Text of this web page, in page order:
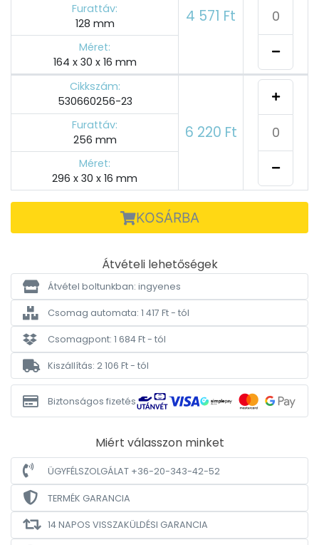
4 571 Ft
Furattáv:
128 mm
Méret:
164 x 30 x 16 mm
Cikkszám:
530660256-23
6 220 Ft
Furattáv:
256 mm
Méret:
296 x 30 x 16 mm
KOSÁRBA
Átvételi lehetőségek
Átvétel boltunkban: ingyenes
Csomag automata: 1 417 Ft - tól
Csomagpont: 1 684 Ft - tól
Kiszállítás: 2 106 Ft - tól
Biztonságos fizetés
Miért válasszon minket
ÜGYFÉLSZOLGÁLAT +36-20-343-42-52
TERMÉK GARANCIA
14 NAPOS VISSZAKÜLDÉSI GARANCIA